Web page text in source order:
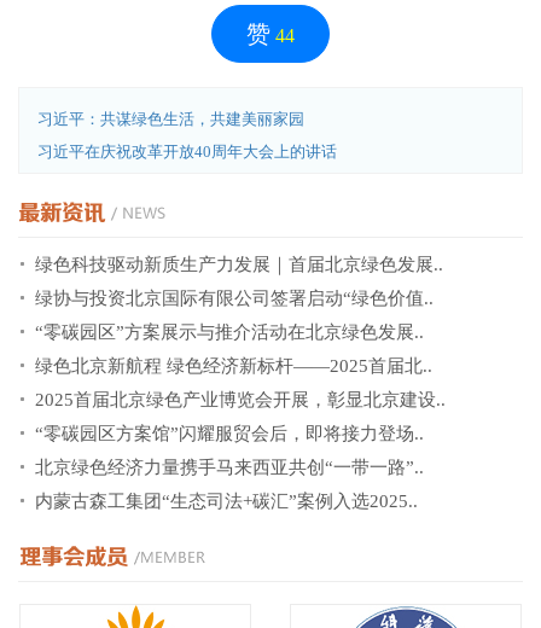
赞 44
习近平：共谋绿色生活，共建美丽家园
习近平在庆祝改革开放40周年大会上的讲话
绿色科技驱动新质生产力发展｜首届北京绿色发展..
绿协与投资北京国际有限公司签署启动“绿色价值..
“零碳园区”方案展示与推介活动在北京绿色发展..
绿色北京新航程 绿色经济新标杆——2025首届北..
2025首届北京绿色产业博览会开展，彰显北京建设..
“零碳园区方案馆”闪耀服贸会后，即将接力登场..
北京绿色经济力量携手马来西亚共创“一带一路”..
内蒙古森工集团“生态司法+碳汇”案例入选2025..